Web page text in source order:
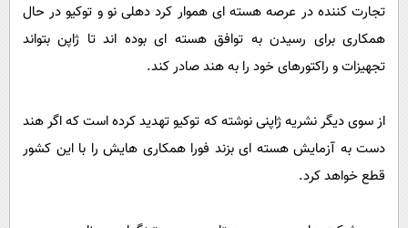
تجارت کننده در عرصه هسته ای هموار کرد دهلی نو و توکیو در حال
همکاری برای رسیدن به توافق هسته ای بوده اند تا ژاپن بتواند
تجهیزات و راکتورهای خود را به هند صادر کند.
از سوی دیگر نشریه ژاپنی نوشته که توکیو تهدید کرده است که اگر هند
دست به آزمایش هسته ای بزند فورا همکاری هایش را با این کشور
قطع خواهد کرد.